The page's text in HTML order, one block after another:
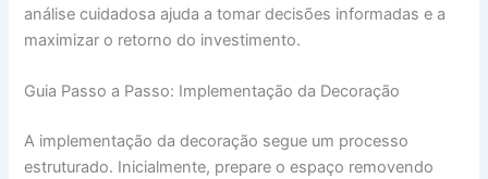
análise cuidadosa ajuda a tomar decisões informadas e a
maximizar o retorno do investimento.
Guia Passo a Passo: Implementação da Decoração
A implementação da decoração segue um processo
estruturado. Inicialmente, prepare o espaço removendo